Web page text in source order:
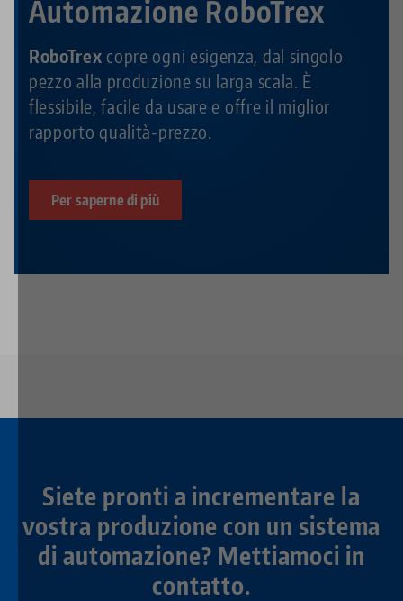
Automazione RoboTrex
RoboTrex copre ogni esigenza, dal singolo
pezzo alla produzione su larga scala. È
flessibile, facile da usare e offre il miglior
rapporto qualità-prezzo.
Per saperne di più
Siete pronti a incrementare la
vostra produzione con un sistema
di automazione? Mettiamoci in
contatto.